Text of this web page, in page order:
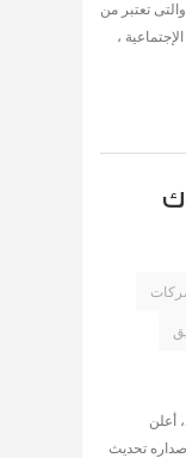
تعتبر من
،
أعلن
تحديث